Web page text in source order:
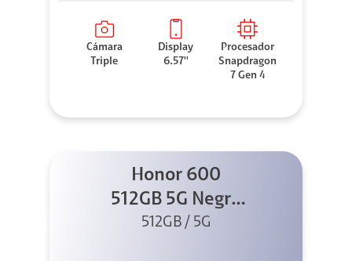
Cámara
Triple
Display
6.57''
Procesador
Snapdragon
7 Gen 4
Honor 600
512GB 5G Negro
+ Clip 2
512GB / 5G